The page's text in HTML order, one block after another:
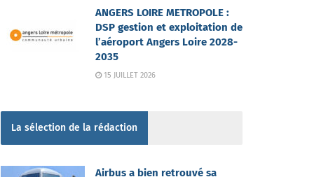
ANGERS LOIRE METROPOLE :
DSP gestion et exploitation de
l’aéroport Angers Loire 2028-
2035
15 JUILLET 2026
La sélection de la rédaction
Airbus a bien retrouvé sa